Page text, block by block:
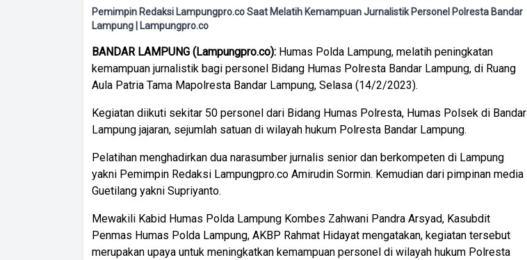
Pemimpin Redaksi Lampungpro.co Saat Melatih Kemampuan Jurnalistik Personel Polresta Bandar
Lampung | Lampungpro.co
BANDAR LAMPUNG (Lampungpro.co): Humas Polda Lampung, melatih peningkatan
kemampuan jurnalistik bagi personel Bidang Humas Polresta Bandar Lampung, di Ruang
Aula Patria Tama Mapolresta Bandar Lampung, Selasa (14/2/2023).
Kegiatan diikuti sekitar 50 personel dari Bidang Humas Polresta, Humas Polsek di Bandar
Lampung jajaran, sejumlah satuan di wilayah hukum Polresta Bandar Lampung.
Pelatihan menghadirkan dua narasumber jurnalis senior dan berkompeten di Lampung
yakni Pemimpin Redaksi Lampungpro.co Amirudin Sormin. Kemudian dari pimpinan media
Guetilang yakni Supriyanto.
Mewakili Kabid Humas Polda Lampung Kombes Zahwani Pandra Arsyad, Kasubdit
Penmas Humas Polda Lampung, AKBP Rahmat Hidayat mengatakan, kegiatan tersebut
merupakan upaya untuk meningkatkan kemampuan personel di wilayah hukum Polresta